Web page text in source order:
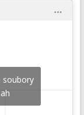
soubory